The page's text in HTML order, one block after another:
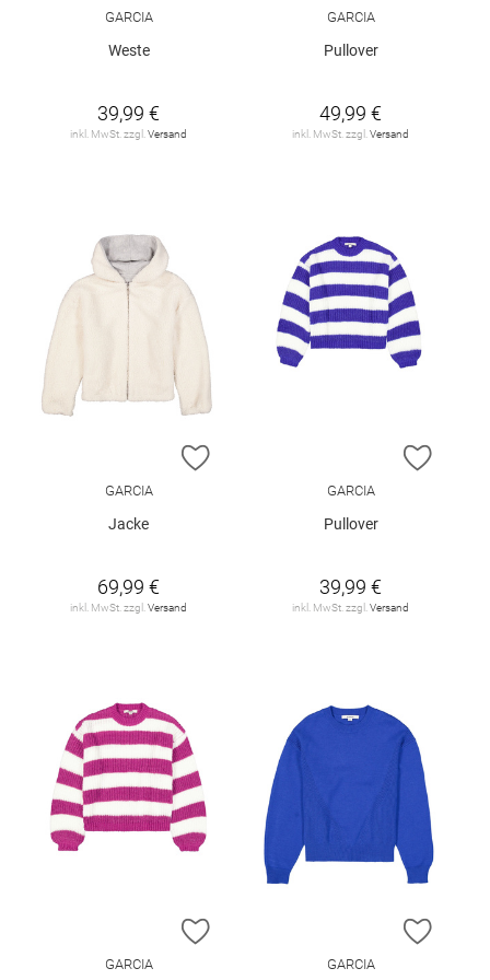
GARCIA
Weste
39,99 €
inkl. MwSt. zzgl.Versand
GARCIA
Pullover
49,99 €
inkl. MwSt. zzgl.Versand
ZUR WUNSCHLISTE HINZUFÜGEN
GARCIA
Jacke
69,99 €
inkl. MwSt. zzgl.Versand
ZUR
GARCIA
Pullover
39,99 €
inkl. MwSt. zzgl.Versand
ZUR WUNSCHLISTE HINZUFÜGEN
GARCIA
ZUR
GARCIA